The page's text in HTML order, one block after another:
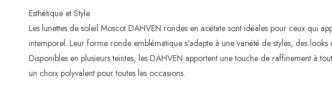
Esthétique et Style
Les lunettes de soleil Moscot DAHVEN rondes en acétate sont idéales pour ceux qui
intemporel. Leur forme ronde emblématique s'adapte à une variété de styles, des looks
Disponibles en plusieurs teintes, les DAHVEN apportent une touche de raffinement à
un choix polyvalent pour toutes les occasions.